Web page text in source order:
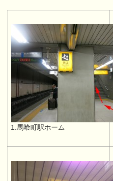
1.馬喰町駅ホーム